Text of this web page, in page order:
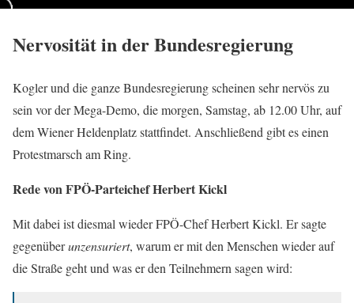
Nervosität in der Bundesregierung
Kogler und die ganze Bundesregierung scheinen sehr nervös zu
sein vor der Mega-Demo, die morgen, Samstag, ab 12.00 Uhr, auf
dem Wiener Heldenplatz stattfindet. Anschließend gibt es einen
Protestmarsch am Ring.
Rede von FPÖ-Parteichef Herbert Kickl
Mit dabei ist diesmal wieder FPÖ-Chef Herbert Kickl. Er sagte
gegenüberunzensuriert, warum er mit den Menschen wieder auf
die Straße geht und was er den Teilnehmern sagen wird: